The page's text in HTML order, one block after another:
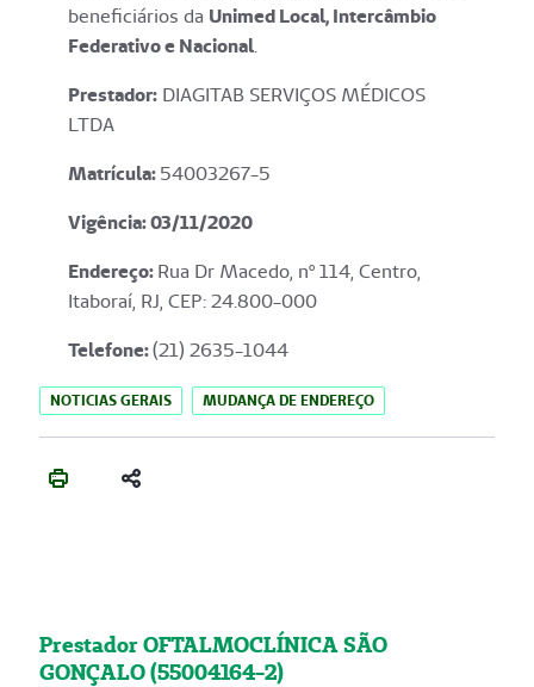
beneficiários da Unimed Local, Intercâmbio
Federativo e Nacional.
Prestador: DIAGITAB SERVIÇOS MÉDICOS
LTDA
Matrícula:54003267-5
Vigência: 03/11/2020
Endereço:Rua Dr Macedo, nº 114, Centro,
Itaboraí, RJ, CEP: 24.800-000
Telefone:(21) 2635-1044
NOTICIAS GERAIS MUDANÇA DE ENDEREÇO
Prestador OFTALMOCLÍNICA SÃO
GONÇALO (55004164-2)